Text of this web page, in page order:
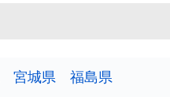
宮城県 福島県